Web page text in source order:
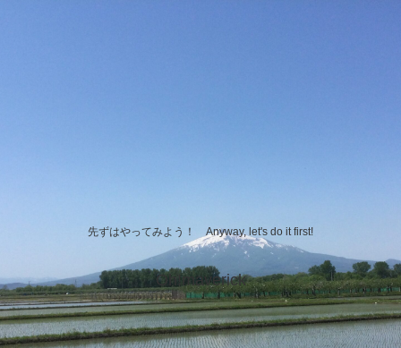
先ずはやってみよう！ Anyway, let's do it first!
Oh!maverick